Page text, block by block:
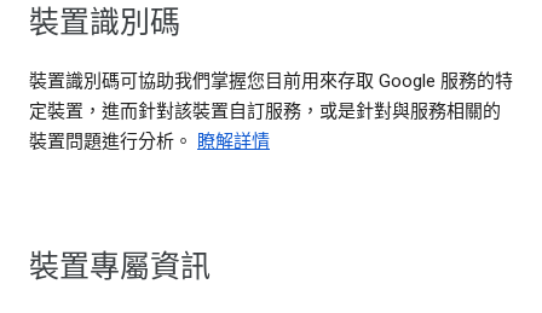
裝置識別碼
裝置識別碼可協助我們掌握您目前用來存取 Google 服務的特
定裝置，進而針對該裝置自訂服務，或是針對與服務相關的
裝置問題進行分析。
瞭解詳情
裝置專屬資訊